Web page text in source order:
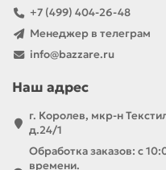
+7 (499) 404-26-48
Менеджер в телеграм
info@bazzare.ru
Наш адрес
г. Королев, мкр-н
д.24/1
Обработка заказов: с
времени.